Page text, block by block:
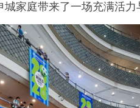
家庭带来了一场充满活力